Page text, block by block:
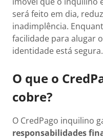
será feito em dia,
inadimplência.
facilidade para alugar
identidade está segura.
O que o
cobre?
O CredPago inquilino
responsabilidades